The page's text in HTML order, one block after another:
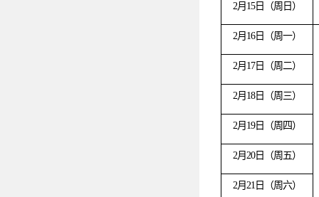
2月15日（周日）
2月16日（周一）
2月17日（周二）
2月18日（周三）
2月19日（周四）
2月20日（周五）
2月21日（周六）